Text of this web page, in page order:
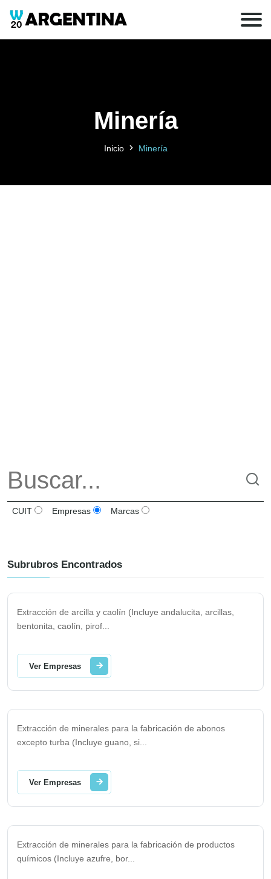
Minería
Inicio Minería
CUIT Empresas Marcas
Subrubros Encontrados
Extracción de arcilla y caolín (Incluye andalucita, arcillas,
bentonita, caolín, pirof
Ver Empresas
Extracción de minerales para la fabricación de abonos
excepto turba (Incluye guano, si
Ver Empresas
Extracción de minerales para la fabricación de productos
químicos (Incluye azufre, bor...